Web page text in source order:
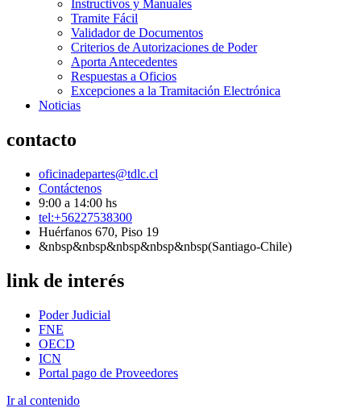
Instructivos y Manuales
Tramite Fácil
Validador de Documentos
Criterios de Autorizaciones de Poder
Aporta Antecedentes
Respuestas a Oficios
Excepciones a la Tramitación Electrónica
Noticias
contacto
oficinadepartes@tdlc.cl
Contáctenos
9:00 a 14:00 hs
tel:+56227538300
Huérfanos 670, Piso 19
&nbsp&nbsp&nbsp&nbsp&nbsp(Santiago-Chile)
link de interés
Poder Judicial
FNE
OECD
ICN
Portal pago de Proveedores
Ir al contenido